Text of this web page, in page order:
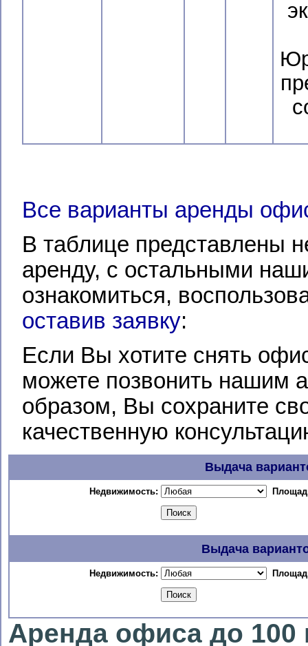
Все варианты аренды
В таблице представлены
аренду, с остальными
ознакомиться,
оставив заявку:
Если Вы хотите снять
можете позвонить нашим
образом, Вы сохраните
качественную
Выдача
Недвижимость:
Выдача
Недвижимость:
Аренда офиса до 100